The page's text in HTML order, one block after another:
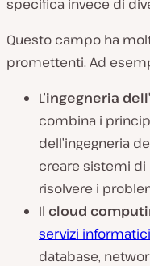
specifica invece di
Questo campo ha
promettenti. Ad
L’ingegneria
combina i
dell’ingegneria
creare sistemi di
risolvere i
Il cloud
servizi informatici
database,